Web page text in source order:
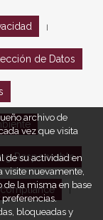
de Datos
Responsable
archivo de
vez que visita
de su actividad en
visite nuevamente,
la misma en base
bloqueadas y